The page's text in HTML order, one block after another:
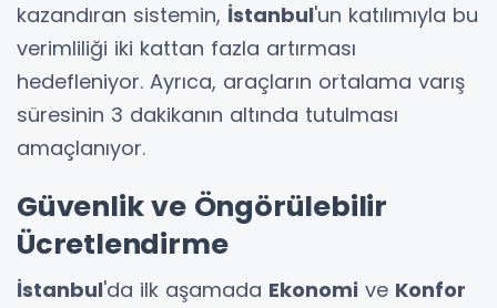
kazandıran sistemin, İstanbul'un katılımıyla bu
verimliliği iki kattan fazla artırması
hedefleniyor. Ayrıca, araçların ortalama varış
süresinin 3 dakikanın altında tutulması
amaçlanıyor.
Güvenlik ve Öngörülebilir
Ücretlendirme
İstanbul'da ilk aşamada Ekonomi ve Konfor